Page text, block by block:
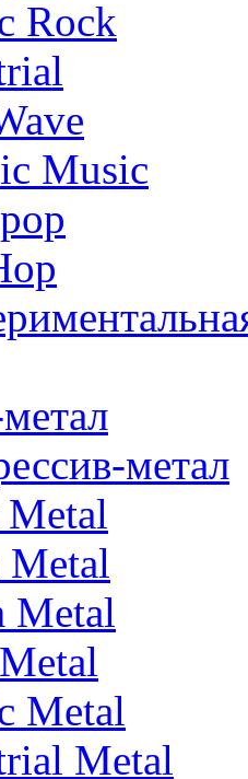
Rock
Music
метал
Metal
Metal
Metal
Metal